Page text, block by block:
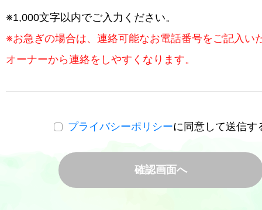
※1,000文字以内でご入力ください。
※お急ぎの場合は、連絡可能なお電話番号をご記入い
オーナーから連絡をしやすくなります。
プライバシーポリシーに同意して送信す